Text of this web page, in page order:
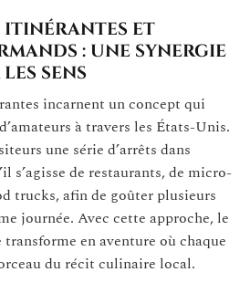
itinérantes et
: une synergie
sens
incarnent un concept qui
à travers les États-Unis.
une série d’arrêts dans
s’agisse de restaurants, de micro-
trucks, afin de goûter plusieurs
journée. Avec cette approche, le
en aventure où chaque
du récit culinaire local.